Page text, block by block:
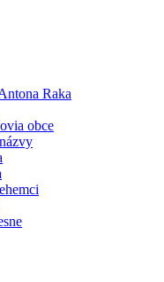
Raka
obce